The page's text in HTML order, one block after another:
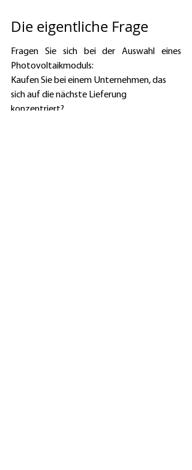
Die eigentliche Frage
Fragen Sie sich bei der Auswahl eines
Photovoltaikmoduls:
Kaufen Sie bei einem Unternehmen, das
sich auf die nächste Lieferung
konzentriert?